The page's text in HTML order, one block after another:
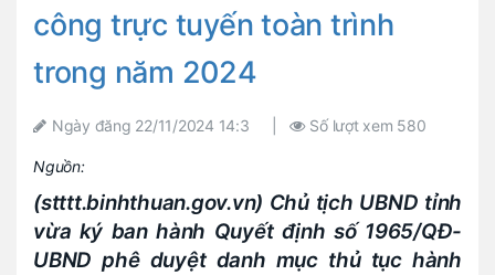
công trực tuyến toàn trình
trong năm 2024
Ngày đăng 22/11/2024 14:3 Số lượt xem 580
Nguồn:
(stttt.binhthuan.gov.vn) Chủ tịch UBND tỉnh
vừa ký ban hành Quyết định số 1965/QĐ-
UBND phê duyệt danh mục thủ tục hành